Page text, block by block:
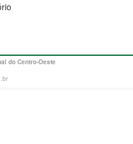
do Centro-Oeste